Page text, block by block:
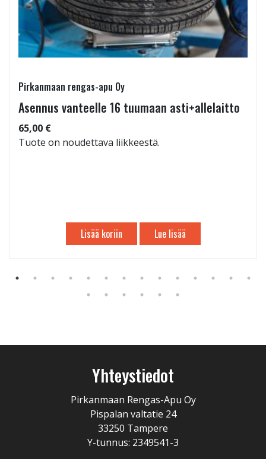
Pirkanmaan rengas-apu Oy
Asennus vanteelle 16 tuumaan asti+allelaitto
65,00 €
Tuote on noudettava liikkeestä.
Lisää koriin Lue lisää
Yhteystiedot
Pirkanmaan Rengas-Apu Oy
Pispalan valtatie 24
33250 Tampere
Y-tunnus: 2349541-3